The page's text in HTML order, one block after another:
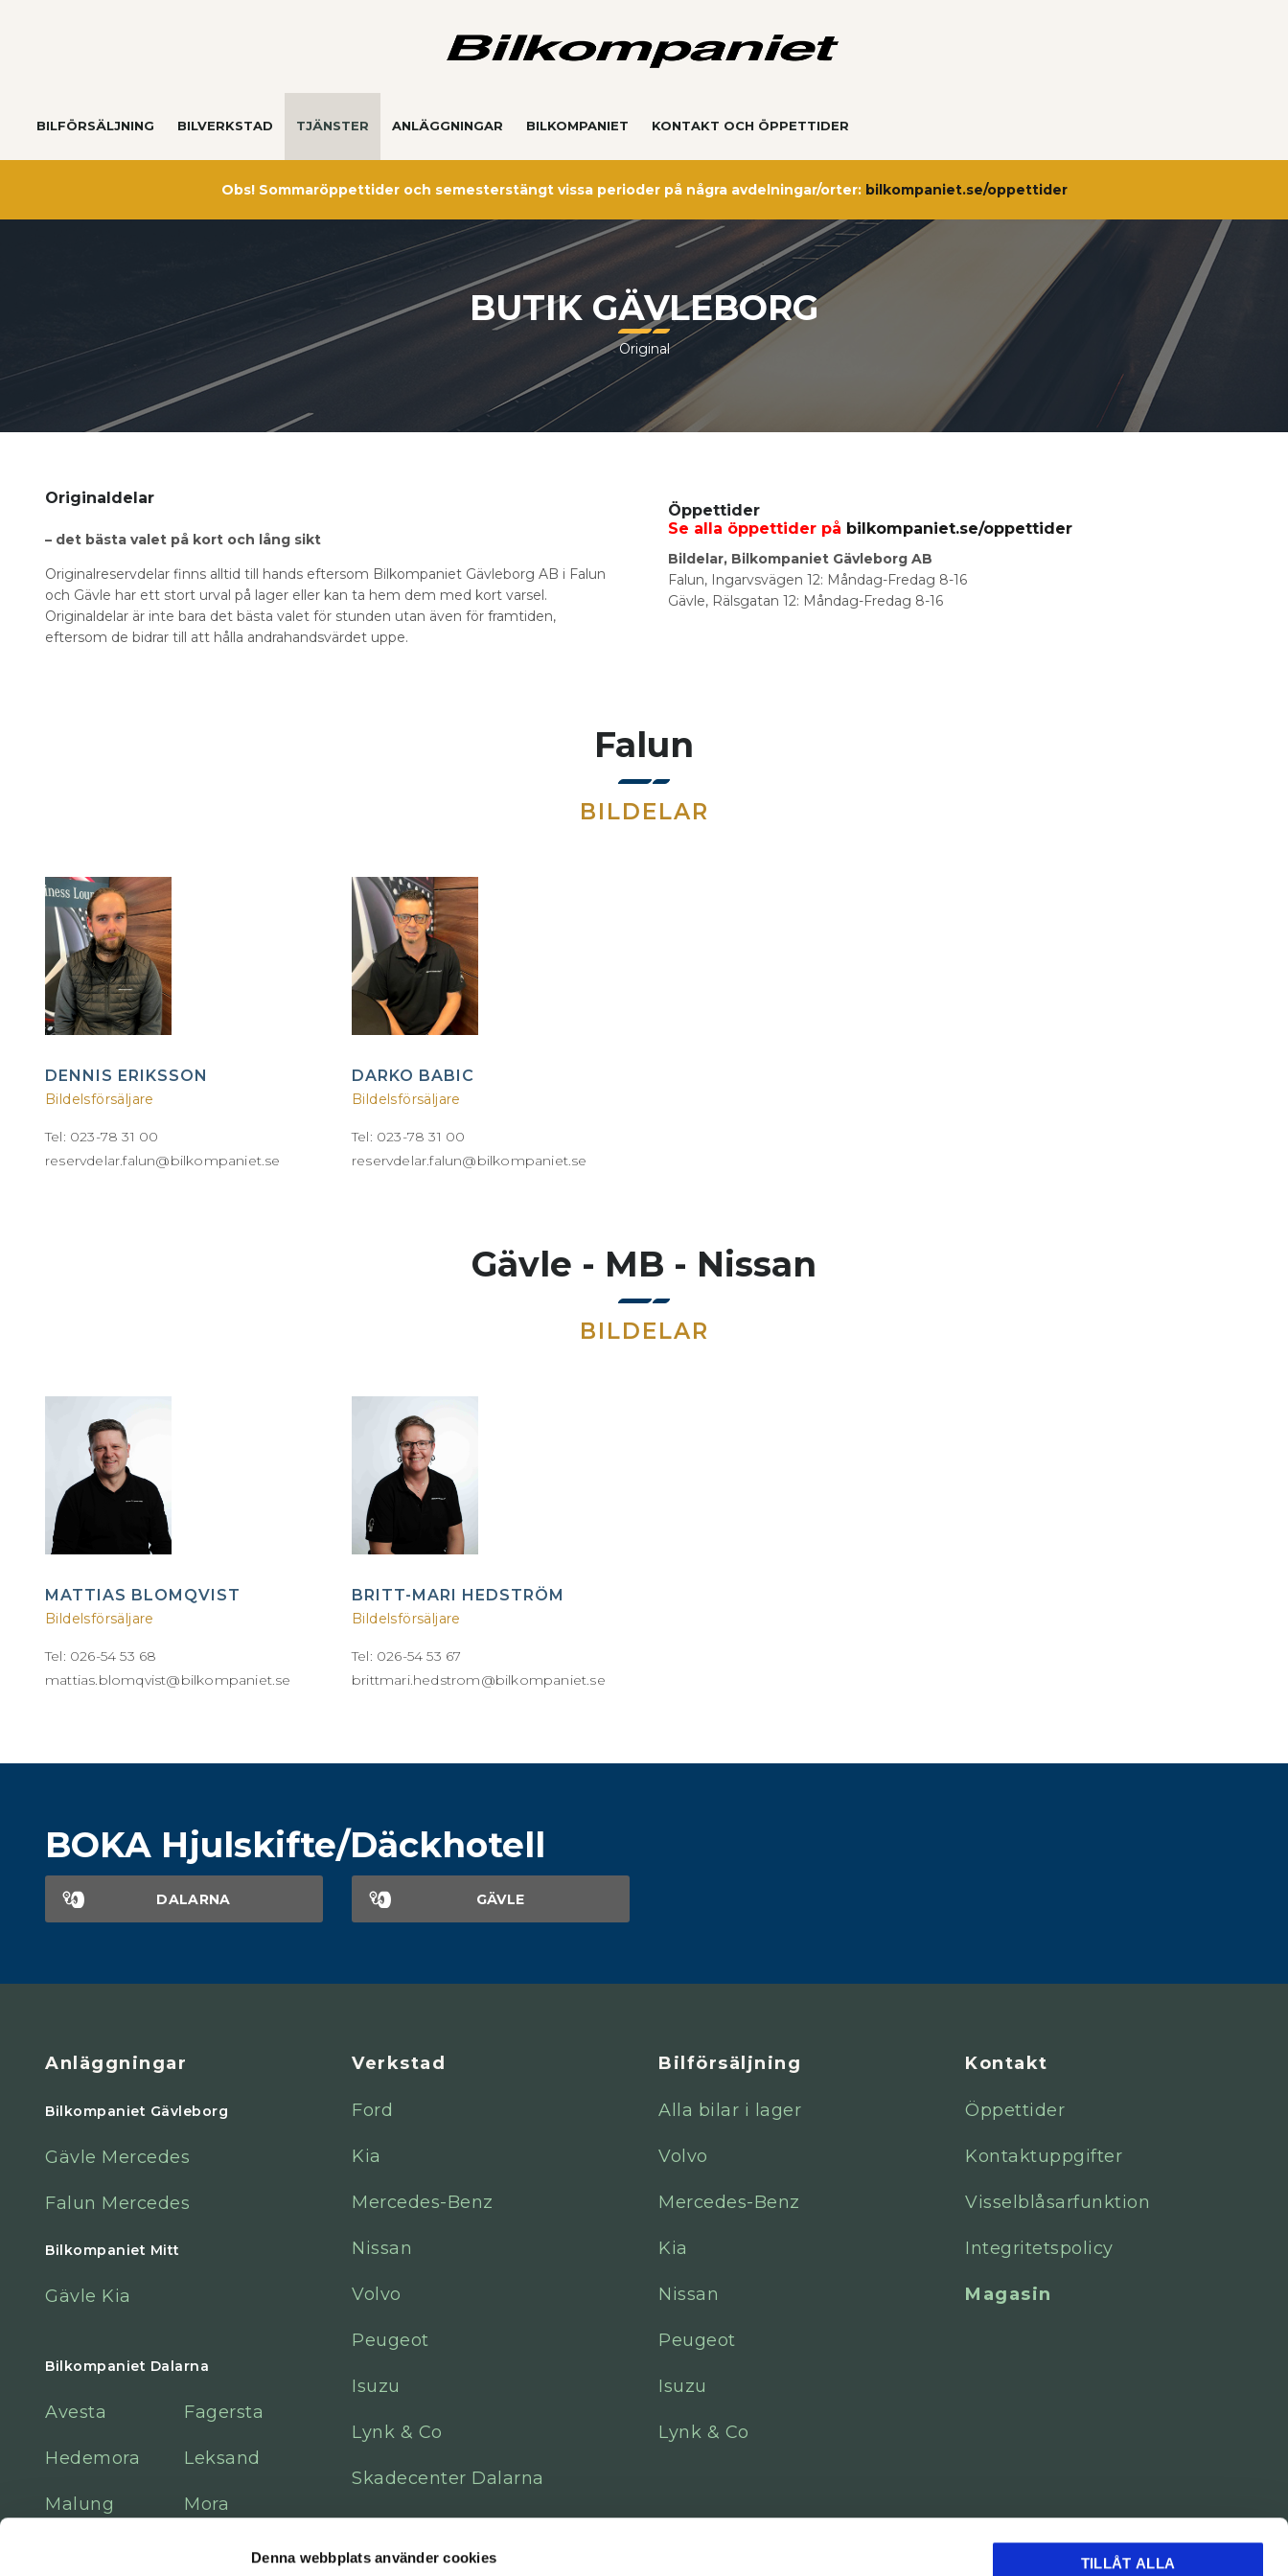
Denna webbplats använder cookies TILLÅT ALLA
BILFÖRSÄLJNING BILVERKSTAD TJÄNSTER ANLÄGGNINGAR BILKOMPANIET KONTAKT OCH ÖPPETTIDER
Obs! Sommaröppettider och semesterstängt vissa perioder på några avdelningar/orter: bilkompaniet.se/oppettider
BUTIK GÄVLEBORG
Original
Originaldelar
– det bästa valet på kort och lång sikt
Originalreservdelar finns alltid till hands eftersom Bilkompaniet Gävleborg AB i Falun
och Gävle har ett stort urval på lager eller kan ta hem dem med kort varsel.
Originaldelar är inte bara det bästa valet för stunden utan även för framtiden,
eftersom de bidrar till att hålla andrahandsvärdet uppe.
Öppettider
Se alla öppettider på bilkompaniet.se/oppettider
Bildelar, Bilkompaniet Gävleborg AB
Falun, Ingarvsvägen 12: Måndag-Fredag 8-16
Gävle, Rälsgatan 12: Måndag-Fredag 8-16
Falun
BILDELAR
DENNIS ERIKSSON
Bildelsförsäljare
Tel: 023-78 31 00
reservdelar.falun@bilkompaniet.se
DARKO BABIC
Bildelsförsäljare
Tel: 023-78 31 00
reservdelar.falun@bilkompaniet.se
Gävle - MB - Nissan
BILDELAR
MATTIAS BLOMQVIST
Bildelsförsäljare
Tel: 026-54 53 68
mattias.blomqvist@bilkompaniet.se
BRITT-MARI HEDSTRÖM
Bildelsförsäljare
Tel: 026-54 53 67
brittmari.hedstrom@bilkompaniet.se
BOKA Hjulskifte/Däckhotell
DALARNA GÄVLE
Anläggningar
Bilkompaniet Gävleborg
Gävle Mercedes
Falun Mercedes
Bilkompaniet Mitt
Gävle Kia
Bilkompaniet Dalarna
Avesta
Hedemora
Malung
Fagersta
Leksand
Mora
Verkstad
Ford
Kia
Mercedes-Benz
Nissan
Volvo
Peugeot
Isuzu
Lynk & Co
Skadecenter Dalarna
Bilförsäljning
Alla bilar i lager
Volvo
Mercedes-Benz
Kia
Nissan
Peugeot
Isuzu
Lynk & Co
Kontakt
Öppettider
Kontaktuppgifter
Visselblåsarfunktion
Integritetspolicy
Magasin